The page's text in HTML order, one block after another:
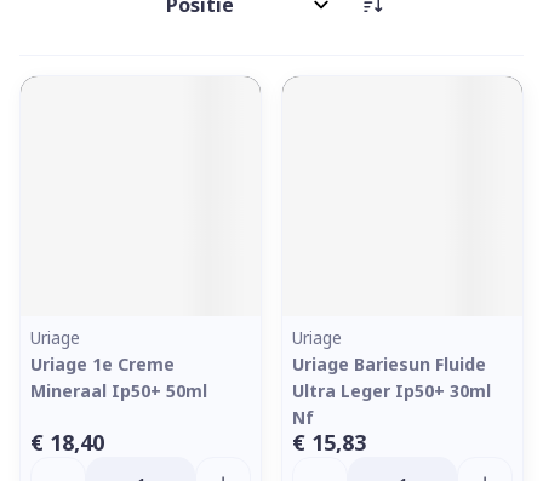
Sorteer op:
Uriage
Uriage 1e Creme
Mineraal Ip50+ 50ml
€ 18,40
Uriage
Uriage Bariesun Fluide
Ultra Leger Ip50+ 30ml
Nf
€ 15,83